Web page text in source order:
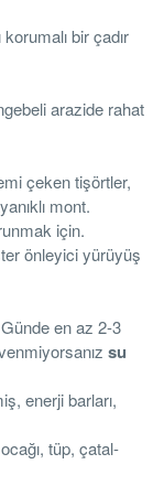
bir çadır
arazide rahat
çeken tişörtler,
mont.
için.
önleyici yürüyüş
en az 2-3
su
enerji barları,
tüp, çatal-